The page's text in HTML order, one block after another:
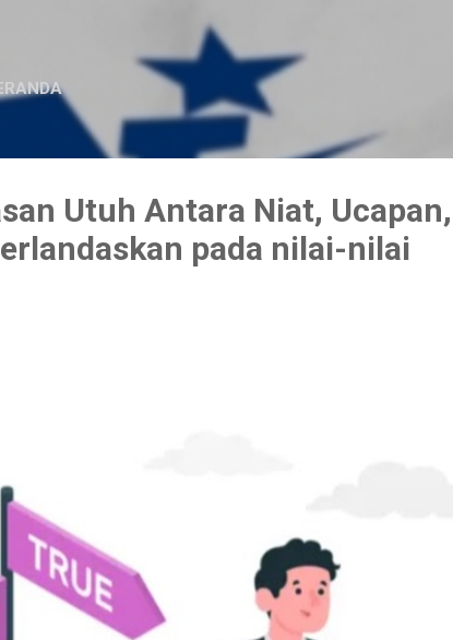
Langsung ke konten utama
Utuh Antara Niat, Ucapan,
pada nilai-nilai